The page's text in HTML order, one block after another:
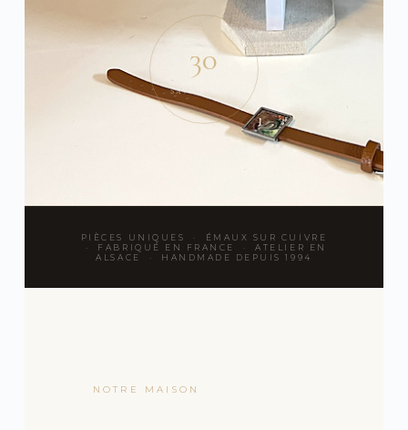
30
SAVOIR-FAIRE
PIÈCES UNIQUES · ÉMAUX SUR CUIVRE
· FABRIQUÉ EN FRANCE · ATELIER EN
ALSACE · HANDMADE DEPUIS 1994
NOTRE MAISON